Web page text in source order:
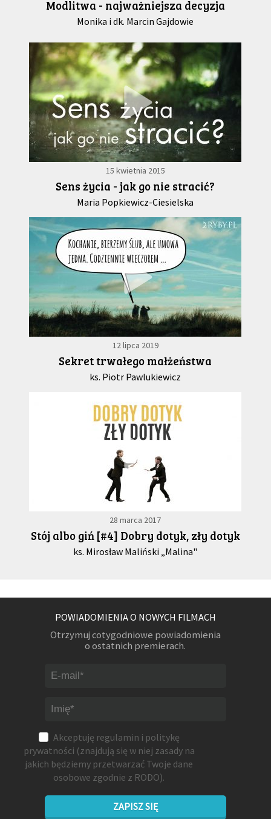
Modlitwa - najważniejsza decyzja
Monika i dk. Marcin Gajdowie
15 kwietnia 2015
Sens życia - jak go nie stracić?
Maria Popkiewicz-Ciesielska
12 lipca 2019
Sekret trwałego małżeństwa
ks. Piotr Pawlukiewicz
28 marca 2017
Stój albo giń [#4] Dobry dotyk, zły dotyk
ks. Mirosław Maliński „Malina"
POWIADOMIENIA O NOWYCH FILMACH
Otrzymuj cotygodniowe powiadomienia
o ostatnich premierach.
Akceptuję regulamin i politykę
prywatności (znajdują się w niej zasady na
jakich będziemy przetwarzać Twoje dane
osobowe zgodnie z RODO).
ZAPISZ SIĘ